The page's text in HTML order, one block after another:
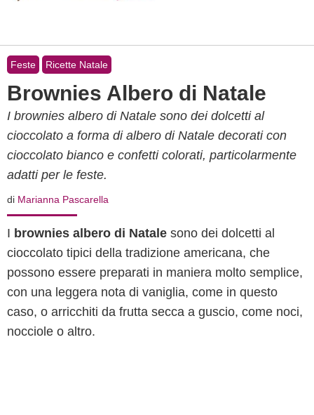
Feste Ricette Natale
Brownies Albero di Natale
I brownies albero di Natale sono dei dolcetti al
cioccolato a forma di albero di Natale decorati con
cioccolato bianco e confetti colorati, particolarmente
adatti per le feste.
di Marianna Pascarella
I brownies albero di Natale sono dei dolcetti al
cioccolato tipici della tradizione americana, che
possono essere preparati in maniera molto semplice,
con una leggera nota di vaniglia, come in questo
caso, o arricchiti da frutta secca a guscio, come noci,
nocciole o altro.